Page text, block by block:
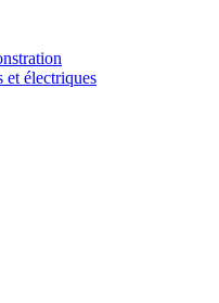
et électriques